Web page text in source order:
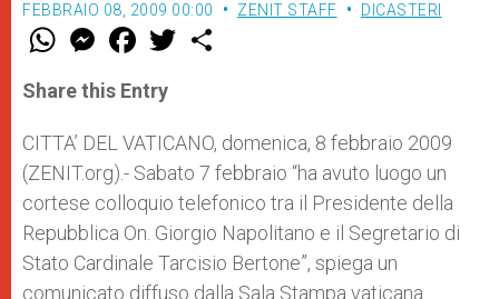
FEBBRAIO 08, 2009 00:00 ZENIT STAFF DICASTERI
W
t
s
p
p
M
e
s
e
g
e
r
F
a
e
b
o
k
w
r
Share this Entry
CITTA’ DEL VATICANO, domenica, 8 febbraio 2009
(ZENIT.org).- Sabato 7 febbraio “ha avuto luogo un
cortese colloquio telefonico tra il Presidente della
Repubblica On. Giorgio Napolitano e il Segretario di
Stato Cardinale Tarcisio Bertone”, spiega un
comunicato diffuso dalla Sala Stampa vaticana